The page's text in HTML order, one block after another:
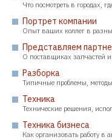
Что посмотреть в городах,
Портрет компании
Опыт ваших коллег в
Представляем
О поставщиках запчастей
Разборка
Типичные проблемы,
Техника
Технические решения,
Техника бизнеса
Как организовать работу в